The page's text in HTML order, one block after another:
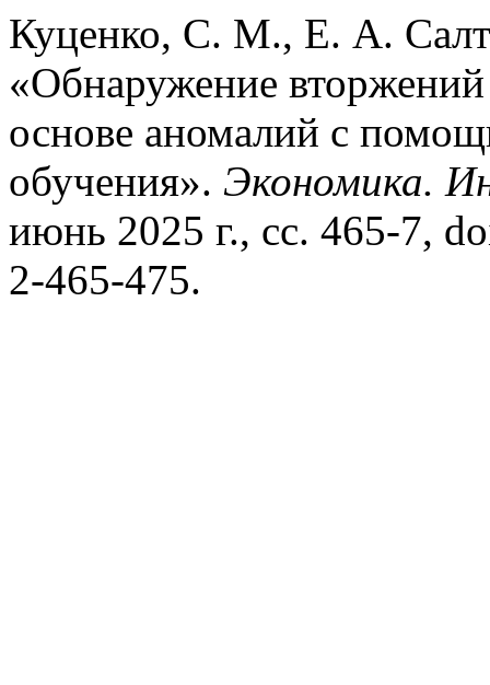
Куценко, С. М., Е. А.
«Обнаружение
основе аномалий с
обучения». Экономика.
июнь 2025 г., сс. 465-7,
2-465-475.